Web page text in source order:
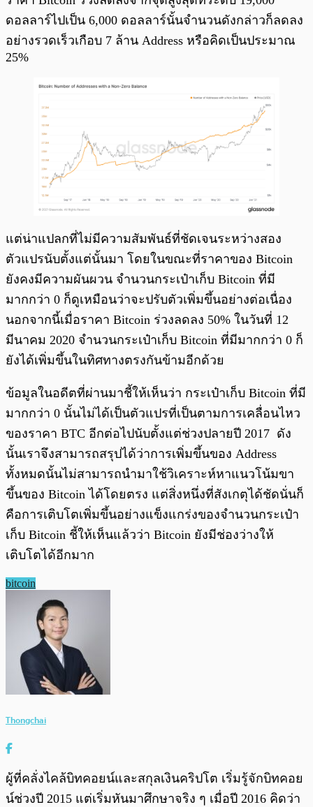
ดอลลาร์ไปเป็น 6,000 ดอลลาร์นั้นจำนวนดังกล่าวก็ลดลง
อย่างรวดเร็วเกือบ 7 ล้าน Address หรือคิดเป็นประมาณ
25%
แต่น่าแปลกที่ไม่มีความสัมพันธ์ที่ชัดเจนระหว่างสอง
ตัวแปรนับตั้งแต่นั้นมา โดยในขณะที่ราคาของ Bitcoin
ยังคงมีความผันผวน จำนวนกระเป๋าเก็บ Bitcoin ที่มี
มากกว่า 0 ก็ดูเหมือนว่าจะปรับตัวเพิ่มขึ้นอย่างต่อเนื่อง
นอกจากนี้เมื่อราคา Bitcoin ร่วงลดลง 50% ในวันที่ 12
มีนาคม 2020 จำนวนกระเป๋าเก็บ Bitcoin ที่มีมากกว่า 0 ก็
ยังได้เพิ่มขึ้นในทิศทางตรงกันข้ามอีกด้วย
ข้อมูลในอดีตที่ผ่านมาชี้ให้เห็นว่า กระเป๋าเก็บ Bitcoin ที่มี
มากกว่า 0 นั้นไม่ได้เป็นตัวแปรที่เป็นตามการเคลื่อนไหว
ของราคา BTC อีกต่อไปนับตั้งแต่ช่วงปลายปี 2017 ดัง
นั้นเราจึงสามารถสรุปได้ว่าการเพิ่มขึ้นของ Address
ทั้งหมดนั้นไม่สามารถนำมาใช้วิเคราะห์หาแนวโน้มขา
ขึ้นของ Bitcoin ได้โดยตรง แต่สิ่งหนึ่งที่สังเกตุได้ชัดนั่นก็
คือการเติบโตเพิ่มขึ้นอย่างแข็งแกร่งของจำนวนกระเป๋า
เก็บ Bitcoin ชี้ให้เห็นแล้วว่า Bitcoin ยังมีช่องว่างให้
เติบโตได้อีกมาก
bitcoin
Thongchai
ผู้ที่คลั่งไคล้บิทคอยน์และสกุลเงินคริปโต เริ่มรู้จักบิทคอย
น์ช่วงปี 2015 แต่เริ่มหันมาศึกษาจริง ๆ เมื่อปี 2016 คิดว่า